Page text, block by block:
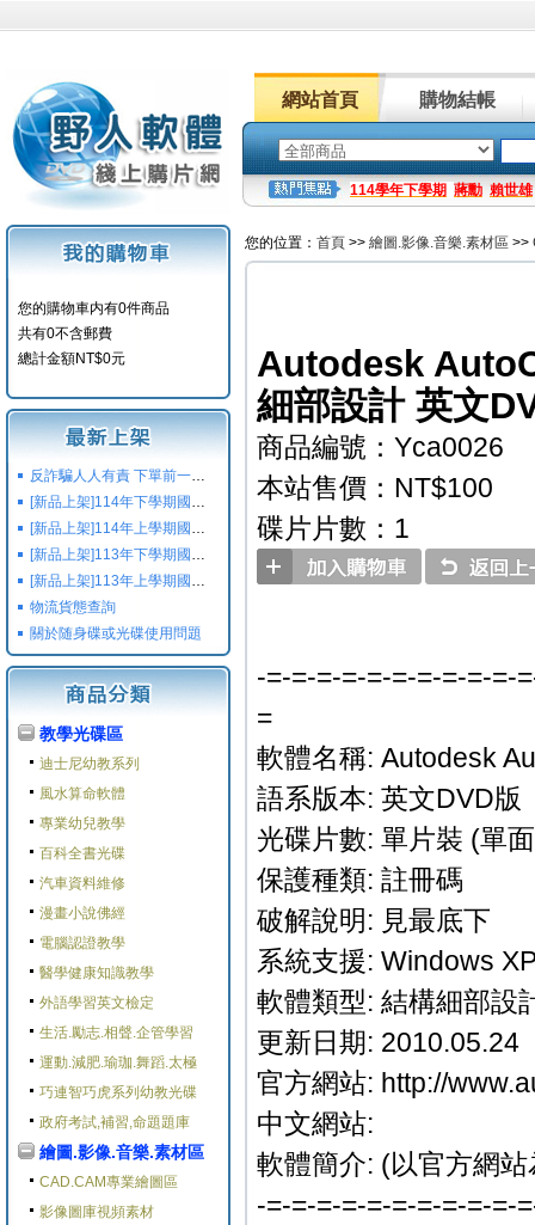
網站首頁 購物結帳
114學年下學期 蔣勳 賴世雄
您的購物車内有0件商品
共有0不含郵費
總計金額NT$0元
反詐騙人人有責 下單前一定要注意
[新品上架]114年下學期國小國中高中命題光碟,校用卷,習作
[新品上架]114年上學期國小國中高中命題光碟,校用卷,習作
[新品上架]113年下學期國小國中高中命題光碟,校用卷,習作
[新品上架]113年上學期國小國中高中命題光碟,校用卷,習作
物流貨態查詢
關於随身碟或光碟使用問題
教學光碟區
迪士尼幼教系列
風水算命軟體
專業幼兒教學
百科全書光碟
汽車資料維修
漫畫小說佛經
電腦認證教學
醫學健康知識教學
外語學習英文檢定
生活.勵志.相聲.企管學習
運動.減肥.瑜珈.舞蹈.太極
巧連智巧虎系列幼教光碟
政府考試,補習,命題題庫
繪圖.影像.音樂.素材區
CAD.CAM專業繪圖區
影像圖庫視頻素材
您的位置： 首頁 >> 繪圖.影像.音樂.素材區 >>
Autodesk
細部設計 英文
商品編號：Yca0026
本站售價：NT$100
碟片片數：1
-=-=-=-=-=-=-=-=-=-=-
=
軟體名稱: Autodesk
語系版本: 英文DVD版
光碟片數: 單片裝 (單
保護種類: 註冊碼
破解說明: 見最底下
系統支援: Windows
軟體類型: 結構細部設
更新日期: 2010.05.24
官方網站: http://
中文網站:
軟體簡介: (以官方網站
-=-=-=-=-=-=-=-=-=-=-